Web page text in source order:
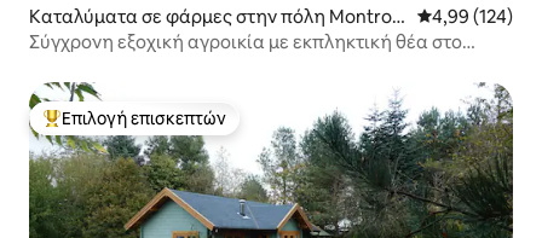
Καταλύματα σε φάρμες στην πόλη Montros
e
Μέση
4,99 (124)
Σύγχρονη εξοχική αγροικία με εκπληκτική θέα στο
Κορυφαία επιλογή επισκεπτών
Επιλογή επισκεπτών